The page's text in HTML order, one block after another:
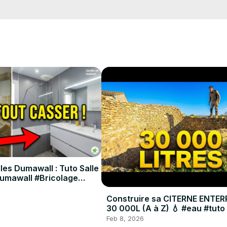
racines [01:11], et nous vous présentons l'outil indispensable
et de poser vos questions en commentaire. Abonnez-vous
Dumawall : Tuto Salle
#Bricolage
Construire sa CITERNE
30 000L (A à Z) 💧 #eau #tuto
Feb 8, 2026